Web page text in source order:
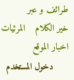
طرائف و عبر
خير الكلام
المرئيات
اخبار الموقع
دخول المستخدم